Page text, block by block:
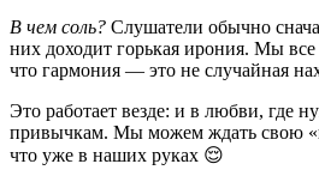
В чем соль? Слушатели обычно
них доходит горькая ирония. Мы
что гармония — это не случайная
Это работает везде: и в любви, где
привычкам. Мы можем ждать свою
что уже в наших руках 😌